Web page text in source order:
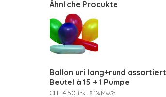
Ähnliche Produkte
Ballon uni lang+rund assortiert
Beutel à 15 + 1 Pumpe
CHF4.50 inkl. 8.1% MwSt.